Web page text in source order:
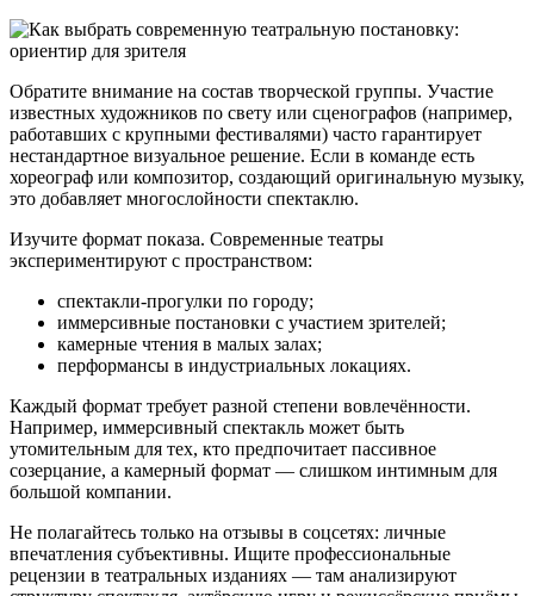
Обратите внимание на состав творческой группы. Участие
известных художников по свету или сценографов (например,
работавших с крупными фестивалями) часто гарантирует
нестандартное визуальное решение. Если в команде есть
хореограф или композитор, создающий оригинальную музыку,
это добавляет многослойности спектаклю.
Изучите формат показа. Современные театры
экспериментируют с пространством:
спектакли-прогулки по городу;
иммерсивные постановки с участием зрителей;
камерные чтения в малых залах;
перформансы в индустриальных локациях.
Каждый формат требует разной степени вовлечённости.
Например, иммерсивный спектакль может быть
утомительным для тех, кто предпочитает пассивное
созерцание, а камерный формат — слишком интимным для
большой компании.
Не полагайтесь только на отзывы в соцсетях: личные
впечатления субъективны. Ищите профессиональные
рецензии в театральных изданиях — там анализируют